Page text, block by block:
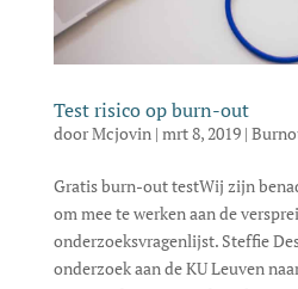
Test risico op burn-out
doorMcjovin| mrt 8, 2019|
Gratis burn-out testWij zijn
om mee te werken aan de
onderzoeksvragenlijst. Steffie
onderzoek aan de KU Leuven